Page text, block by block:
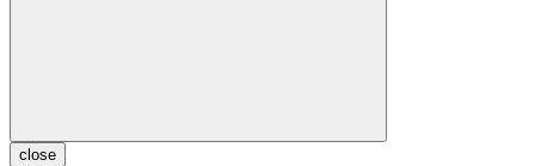
close